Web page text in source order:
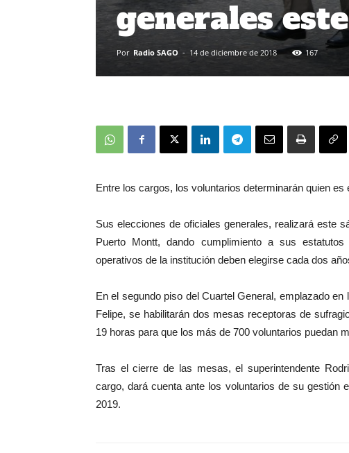
generales
Por Radio SAGO - 14 de diciembre de 2018 167
Entre los cargos, los voluntarios determinarán quien
Sus elecciones de oficiales generales, realizará este
Puerto Montt, dando cumplimiento a sus
operativos de la institución deben elegirse cada dos
En el segundo piso del Cuartel General, emplazado
Felipe, se habilitarán dos mesas receptoras de
19 horas para que los más de 700 voluntarios puedan
Tras el cierre de las mesas, el superintendente
cargo, dará cuenta ante los voluntarios de su gestión
2019.